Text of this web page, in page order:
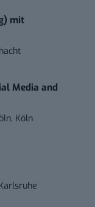
mit
Media and
Köln